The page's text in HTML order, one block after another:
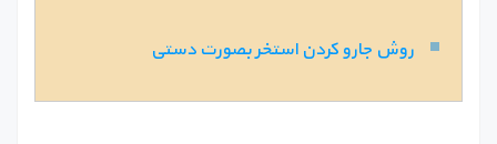
روش جارو کردن استخر بصورت دستی